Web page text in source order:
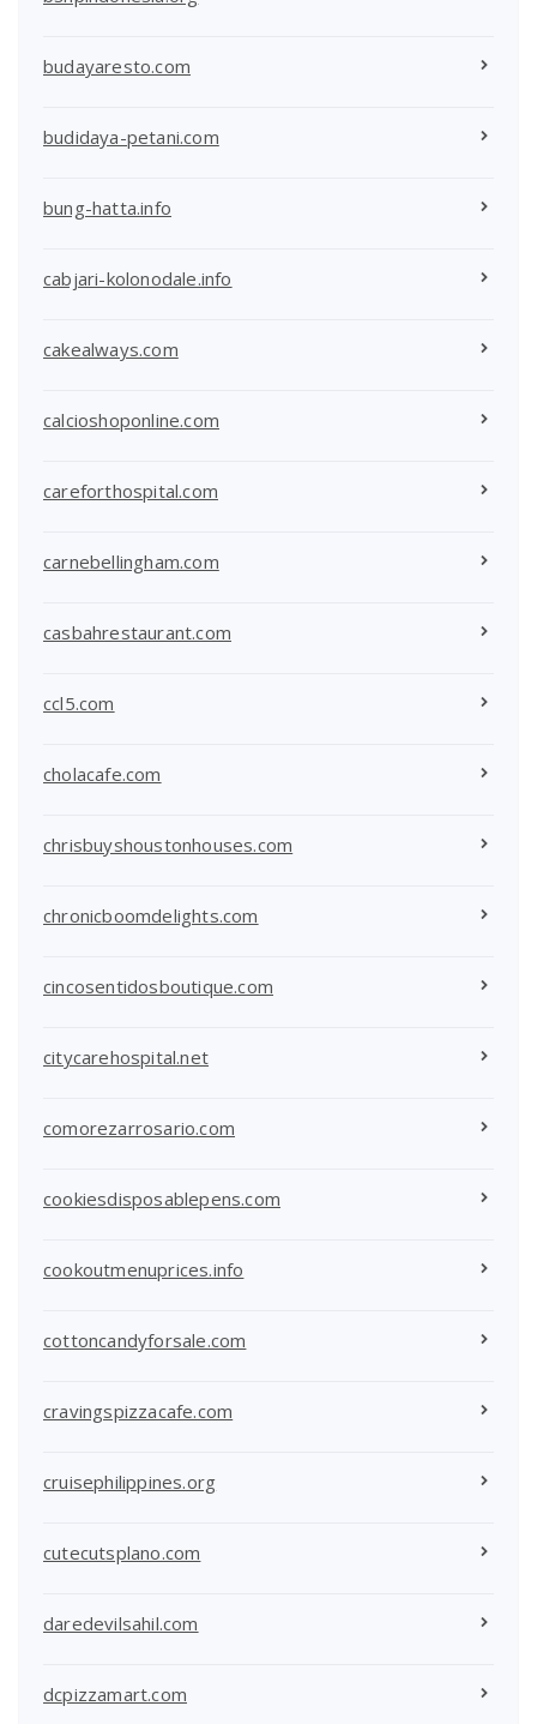
budayaresto.com
budidaya-petani.com
bung-hatta.info
cabjari-kolonodale.info
cakealways.com
calcioshoponline.com
careforthospital.com
carnebellingham.com
casbahrestaurant.com
ccl5.com
cholacafe.com
chrisbuyshoustonhouses.com
chronicboomdelights.com
cincosentidosboutique.com
citycarehospital.net
comorezarrosario.com
cookiesdisposablepens.com
cookoutmenuprices.info
cottoncandyforsale.com
cravingspizzacafe.com
cruisephilippines.org
cutecutsplano.com
daredevilsahil.com
dcpizzamart.com